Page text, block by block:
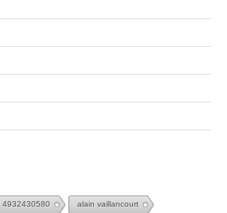
4932430580 alain vaillancourt